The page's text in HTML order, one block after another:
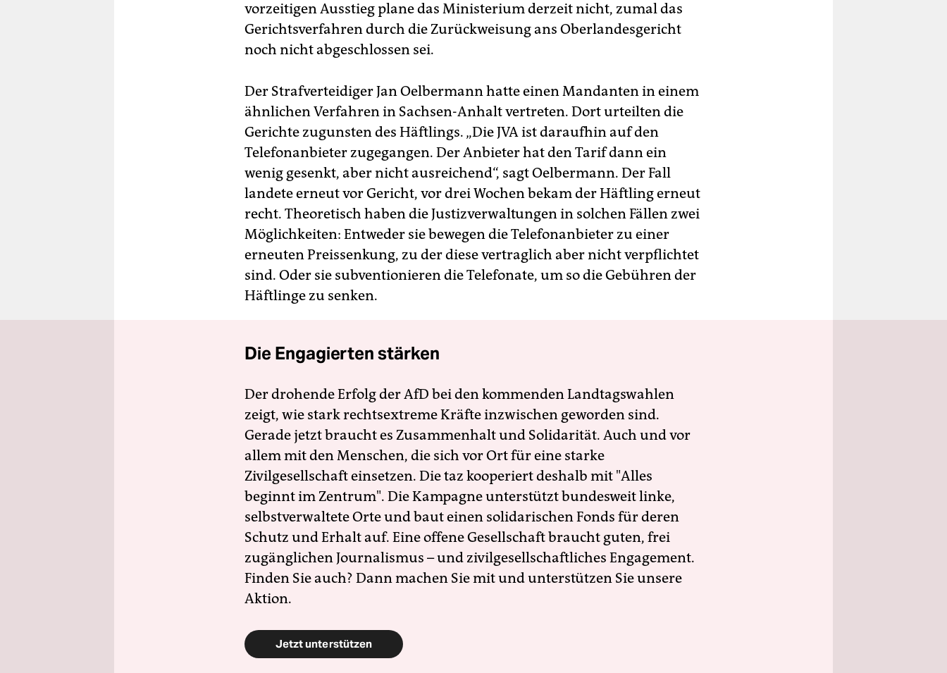
vorzeitigen Ausstieg plane das Ministerium derzeit nicht, zumal das
Gerichtsverfahren durch die Zurückweisung ans Oberlandesgericht
noch nicht abgeschlossen sei.
Der Strafverteidiger Jan Oelbermann hatte einen Mandanten in einem
ähnlichen Verfahren in Sachsen-Anhalt vertreten. Dort urteilten die
Gerichte zugunsten des Häftlings. „Die JVA ist daraufhin auf den
Telefonanbieter zugegangen. Der Anbieter hat den Tarif dann ein
wenig gesenkt, aber nicht ausreichend“, sagt Oelbermann. Der Fall
landete erneut vor Gericht, vor drei Wochen bekam der Häftling erneut
recht. Theoretisch haben die Justizverwaltungen in solchen Fällen zwei
Möglichkeiten: Entweder sie bewegen die Telefonanbieter zu einer
erneuten Preissenkung, zu der diese vertraglich aber nicht verpflichtet
sind. Oder sie subventionieren die Telefonate, um so die Gebühren der
Häftlinge zu senken.
Die Engagierten stärken
Der drohende Erfolg der AfD bei den kommenden Landtagswahlen
zeigt, wie stark rechtsextreme Kräfte inzwischen geworden sind.
Gerade jetzt braucht es Zusammenhalt und Solidarität. Auch und vor
allem mit den Menschen, die sich vor Ort für eine starke
Zivilgesellschaft einsetzen. Die taz kooperiert deshalb mit "Alles
beginnt im Zentrum". Die Kampagne unterstützt bundesweit linke,
selbstverwaltete Orte und baut einen solidarischen Fonds für deren
Schutz und Erhalt auf. Eine offene Gesellschaft braucht guten, frei
zugänglichen Journalismus – und zivilgesellschaftliches Engagement.
Finden Sie auch? Dann machen Sie mit und unterstützen Sie unsere
Aktion.
Jetzt unterstützen